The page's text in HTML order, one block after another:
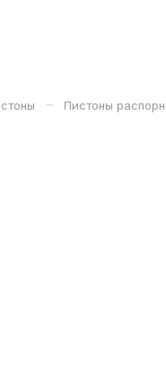
– Пистоны